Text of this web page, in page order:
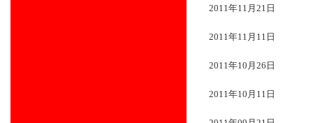
2011年11月21日
2011年11月11日
2011年10月26日
2011年10月11日